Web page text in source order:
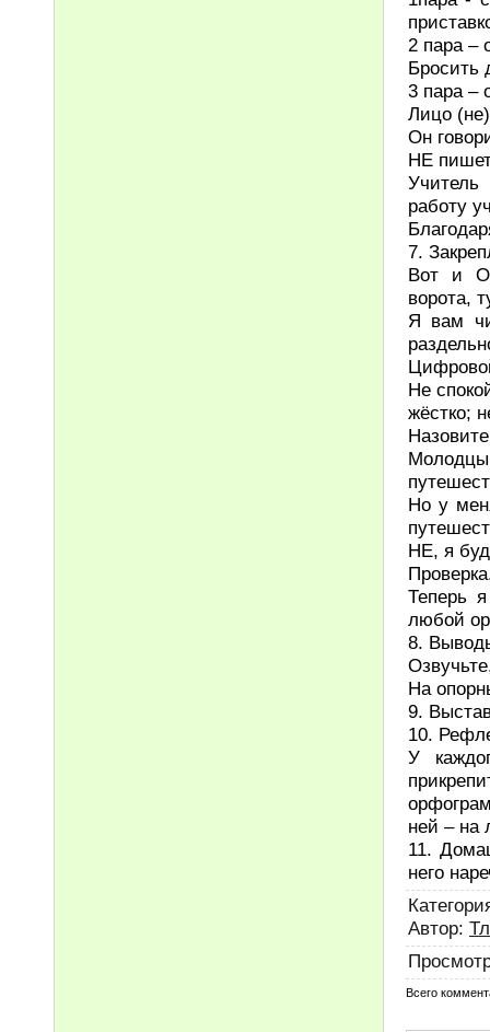
2 пара –
Бросить
3 пара –
Лицо
Он
НЕ
Учитель
работу
7.
Вот и
ворота,
Я вам
Не
жёстко;
Но у
НЕ, я
Теперь
любой
8.
На
9.
10.
У
ней – на
11.
него
Автор:
Всего